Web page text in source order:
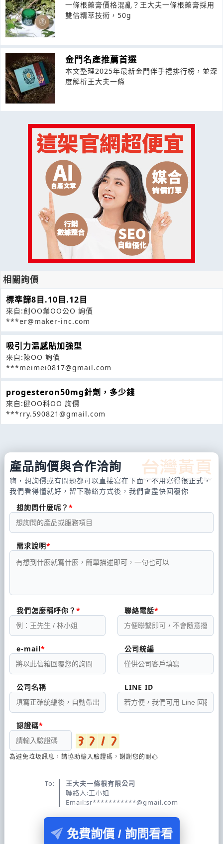
一條根藥膏價格混亂？王大夫一條根藥膏採用
雙倍精萃技術，50g
金門名產推薦首選
本文整理2025年最新金門伴手禮排行榜，並深
度解析王大夫一條
相關詢價
標準篩8目.10目.12目
來自:創OO業OO公O 詢價
***er@maker-inc.com
吸引力温感貼加強型
來自:陳OO 詢價
***meimei0817@gmail.com
progesteron50mg針劑，多少錢
來自:健OO科OO 詢價
***rry.590821@gmail.com
產品詢價與合作洽詢
嗨，想詢價或有問題都可以直接寫在下面，不用寫得很正式，
我們看得懂就好，留下聯絡方式後，我們會盡快回覆你
想詢問什麼呢？
需求說明
我們怎麼稱呼你？ 聯絡電話
e-mail 公司統編
公司名稱 LINE ID
認證碼
為避免垃圾訊息，請協助輸入驗證碼，謝謝您的耐心
To:
王大夫一條根有限公司
聯絡人:王小姐
Email:sr***********@gmail.com
免費詢價 / 詢問看看